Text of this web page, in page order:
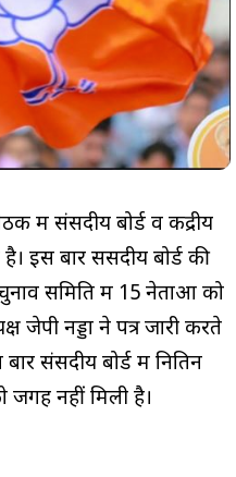
में संसदीय बोर्ड व केंद्रीय
इस बार ससदीय बोर्ड की
समिति में 15 नेताओं को
जेपी नड्डा ने पत्र जारी करते
संसदीय बोर्ड में नितिन
जगह नहीं मिली है।